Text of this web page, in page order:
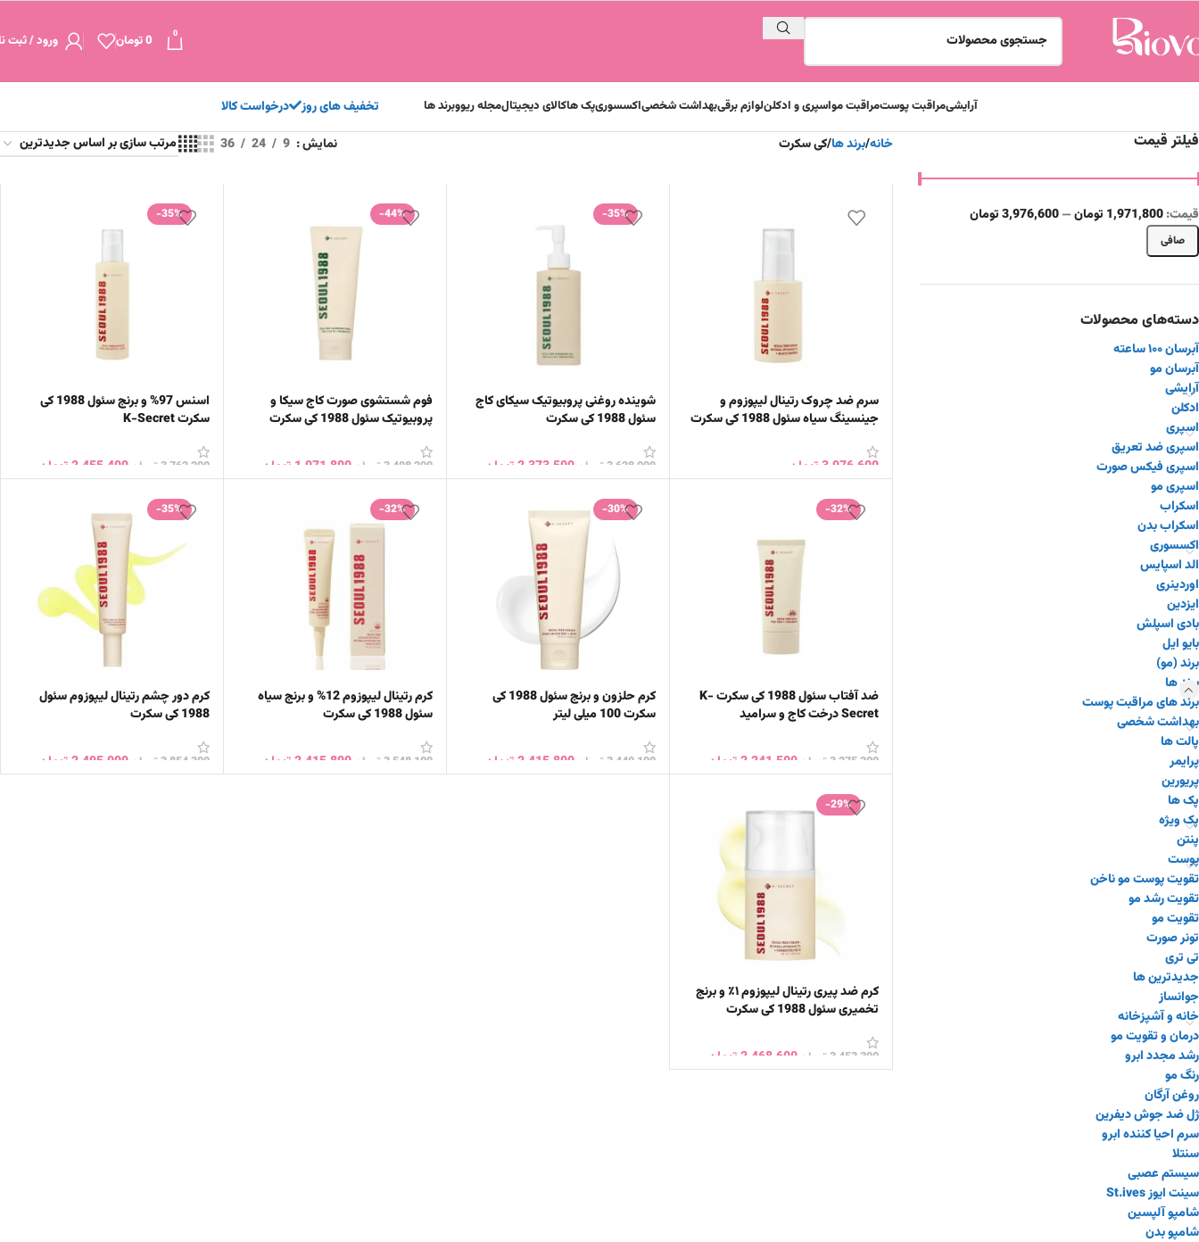
0
0تومان ورود / ثبت
آرایشیمراقبت پوستمراقبت مواسپری و ادکلنلوازم برقیبهداشت شخصیاکسسوریپک هاکالای دیجیتالمجله ریووبرند ها تخفیف های روز درخواست کالا
فیلتر قیمت
صافی
قيمت:1,971,800 تومان —3,976,600 تومان
دسته‌های محصولات
آبرسان ۱۰۰ ساعته
آبرسان مو
آرایشی
ادکلن
اسپری
اسپری ضد تعریق
اسپری فیکس صورت
اسپری مو
اسکراب
اسکراب بدن
اکسسوری
الد اسپایس
اوردینری
ایزدین
بادی اسپلش
بایو ایل
برند (مو)
برند ها
برند های مراقبت پوست
بهداشت شخصی
پالت ها
پرایمر
پریورین
پک ها
پک ویژه
پنتن
پوست
تقویت پوست مو ناخن
تقویت رشد مو
تقویت مو
تونر صورت
تی تری
جدیدترین ها
جوانساز
خانه و آشپزخانه
درمان و تقویت مو
رشد مجدد ابرو
رنگ مو
روغن آرگان
ژل ضد جوش دیفرین
سرم احیا کننده ابرو
سنتلا
سیستم عصبی
سینت ایوز St.ives
شامپو آلپسین
شامپو بدن
خانه برند ها کی سکرت نمایش 9
24
36
سرم ضد چروک رتینال لیپوزوم و
جینسینگ سیاه سئول 1988 کی سکرت
3,976,600تومان
-35%
شوینده روغنی پروبیوتیک سیکای کاج
سئول 1988 کی سکرت
3,628,000 تومان 2,373,500تومان
-44%
فوم شستشوی صورت کاج سیکا و
پروبیوتیک سئول 1988 کی سکرت
3,498,200 تومان 1,971,800 تومان
-35%
اسنس 97% و برنج سئول 1988 کی
سکرت K-Secret
3,762,200 تومان 2,455,400تومان
-32%
ضد آفتاب سئول 1988 کی سکرت K-
Secret درخت کاج و سرامید
3,275,200 تومان 2,241,500تومان
-30%
کرم حلزون و برنج سئول 1988 کی
سکرت 100 میلی لیتر
3,449,100 تومان 2,415,800تومان
-32%
کرم رتینال لیپوزوم 12% و برنج سیاه
سئول 1988 کی سکرت
3,548,100 تومان 2,415,800تومان
-35%
کرم دور چشم رتینال لیپوزوم سئول
1988 کی سکرت
3,854,300 تومان 2,495,000تومان
-29%
کرم ضد پیری رتینال لیپوزوم ۱٪ و برنج
تخمیری سئول 1988 کی سکرت
3,453,300 تومان 2,468,600تومان